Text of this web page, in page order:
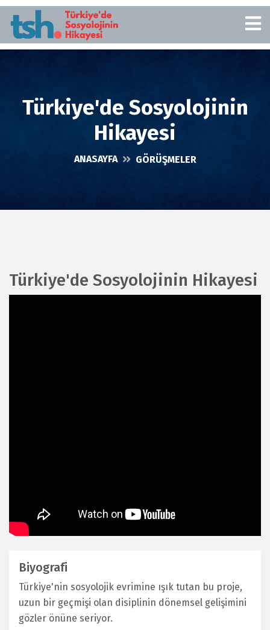
Türkiye'de Sosyolojinin
Hikayesi
ANASAYFA GÖRÜŞMELER
Türkiye'de Sosyolojinin Hikayesi
Biyografi
Türkiye'nin sosyolojik evrimine ışık tutan bu proje,
uzun bir geçmişi olan disiplinin dönemsel gelişimini
gözler önüne seriyor.